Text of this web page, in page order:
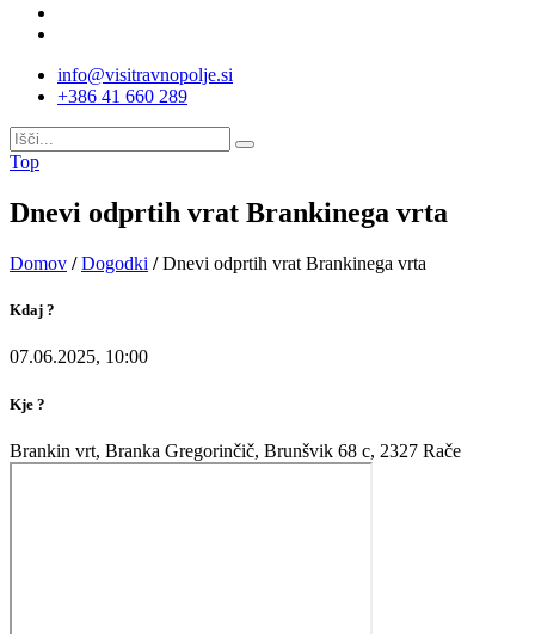
info@visitravnopolje.si
+386 41 660 289
Top
Dnevi odprtih vrat Brankinega vrta
Domov / Dogodki / Dnevi odprtih vrat Brankinega vrta
Kdaj ?
07.06.2025, 10:00
Kje ?
Brankin vrt, Branka Gregorinčič, Brunšvik 68 c, 2327 Rače